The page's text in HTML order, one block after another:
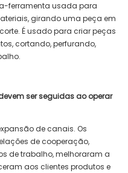
ferramenta usada para
girando uma peça em
É usado para criar peças
cortando, perfurando,
ser seguidas ao operar
de canais. Os
de cooperação,
de trabalho, melhoraram a
aos clientes produtos e